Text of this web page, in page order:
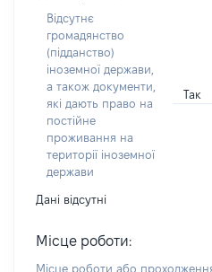
Відсутнє
громадянство
(підданство)
іноземної держави,
а також документи,
які дають право на
постійне
проживання на
території іноземної
держави
Так
Дані відсутні
Місце роботи:
Місце роботи або